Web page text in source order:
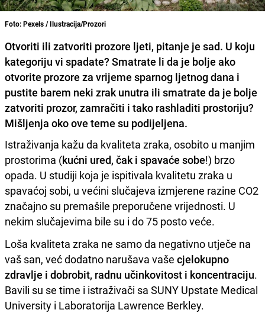
Foto: Pexels / Ilustracija/Prozori
Otvoriti ili zatvoriti prozore ljeti, pitanje je sad. U koju
kategoriju vi spadate? Smatrate li da je bolje ako
otvorite prozore za vrijeme sparnog ljetnog dana i
pustite barem neki zrak unutra ili smatrate da je bolje
zatvoriti prozor, zamračiti i tako rashladiti prostoriju?
Mišljenja oko ove teme su podijeljena.
Istraživanja kažu da kvaliteta zraka, osobito u manjim
prostorima (kućni ured, čak i spavaće sobe!) brzo
opada. U studiji koja je ispitivala kvalitetu zraka u
spavaćoj sobi, u većini slučajeva izmjerene razine CO2
značajno su premašile preporučene vrijednosti. U
nekim slučajevima bile su i do 75 posto veće.
Loša kvaliteta zraka ne samo da negativno utječe na
vaš san, već dodatno narušava vaše cjelokupno
zdravlje i dobrobit, radnu učinkovitost i koncentraciju.
Bavili su se time i istraživači sa SUNY Upstate Medical
University i Laboratorija Lawrence Berkley.